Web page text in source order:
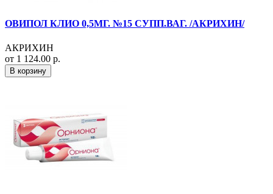
ОВИПОЛ КЛИО 0,5МГ. №15 СУПП.ВАГ. /АКРИХИН/
АКРИХИН
от 1 124.00 р.
В корзину